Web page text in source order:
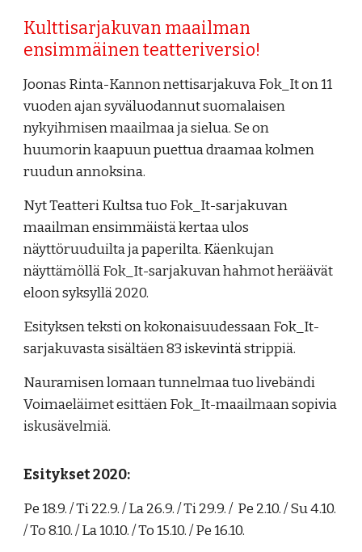
Kulttisarjakuvan maailman
ensimmäinen teatteriversio!
Joonas Rinta-Kannon nettisarjakuva Fok_It on 11
vuoden ajan syväluodannut suomalaisen
nykyihmisen maailmaa ja sielua. Se on
huumorin kaapuun puettua draamaa kolmen
ruudun annoksina.
Nyt Teatteri Kultsa tuo Fok_It-sarjakuvan
maailman ensimmäistä kertaa ulos
näyttöruuduilta ja paperilta. Käenkujan
näyttämöllä Fok_It-sarjakuvan hahmot heräävät
eloon syksyllä 2020.
Esityksen teksti on kokonaisuudessaan Fok_It-
sarjakuvasta sisältäen 83 iskevintä strippiä.
Nauramisen lomaan tunnelmaa tuo livebändi
Voimaeläimet esittäen Fok_It-maailmaan sopivia
iskusävelmiä.
Esitykset 2020:
Pe 18.9. / Ti 22.9. / La 26.9. / Ti 29.9. / Pe 2.10. / Su 4.10.
/ To 8.10. / La 10.10. / To 15.10. / Pe 16.10.